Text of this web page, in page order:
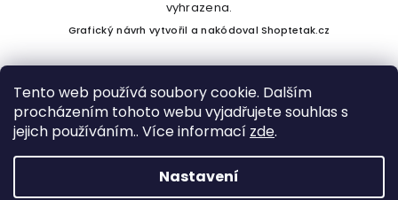
Tento web používá soubory cookie. Dalším
procházením tohoto webu vyjadřujete souhlas s
jejich používáním.. Více informací zde.
Nastavení
Vytvořil Shoptet
vyhrazena.
Grafický návrh vytvořil a nakódovalShoptetak.cz
Podle zákona o evidenci tržeb je prodávající povinen vystavit